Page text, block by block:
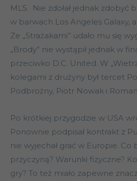
MLS. Nie zdołał jednak zdobyć
w barwach Los Angeles Galaxy,
Ze „Strażakami” udało mu się
„Brody” nie wystąpił jednak w
przeciwko D.C. United. W
kolegami z drużyny był tercet
Podbrożny, Piotr Nowak i
Po krótkiej przygodzie w USA
Ponownie podpisał kontrakt z
nie wyjechał grać w Europie. Co
przyczyną? Warunki fizyczne?
gry? To też miało zapewne